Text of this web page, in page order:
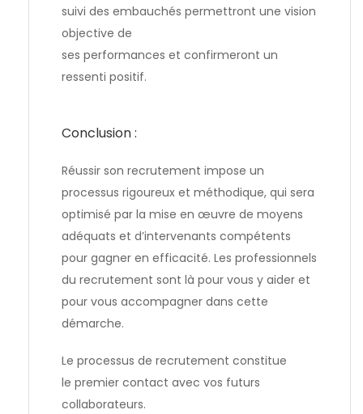
suivi des embauchés permettront une vision
objective de
ses performances et confirmeront un
ressenti positif.
Conclusion :
Réussir son recrutement impose un
processus rigoureux et méthodique, qui sera
optimisé par la mise en œuvre de moyens
adéquats et d’intervenants compétents
pour gagner en efficacité. Les professionnels
du recrutement sont là pour vous y aider et
pour vous accompagner dans cette
démarche.
Le processus de recrutement constitue
le premier contact avec vos futurs
collaborateurs.